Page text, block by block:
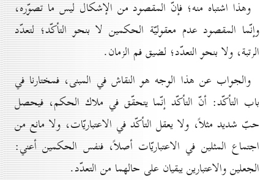
وهذا اشتباه منه؛ فإنّ المقصود من الإشكال ليس ما تصوّره،
وإنّما المقصود عدم معقوليّة الحكمين لا بنحو التأكّد؛ لتعدّد
الرتبة، ولا بنحو التعدّد؛ لضيق فم الزمان.
والجواب عن هذا الوجه هو النقاش في المبنى، فمختارنا في
باب التأكّد: أنّ التأكّد إنّما يتحقّق في ملاك الحكم، فيحصل
حبّ شديد مثلاً، ولا يعقل التأكّد في الاعتباريّات، ولا مانع من
اجتماع المثلين في الاعتباريّات أصلاً، فنفس الحكمين أعني:
الجعلين والاعتبارين يبقيان على حالهما من التعدّد.